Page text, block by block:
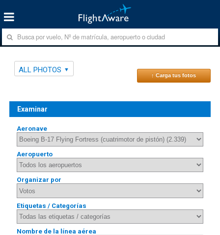
ALL PHOTOS
↑ Carga tus fotos
Examinar
Aeronave
Aeropuerto
Organizar por
Etiquetas / Categorías
Nombre de la línea aérea